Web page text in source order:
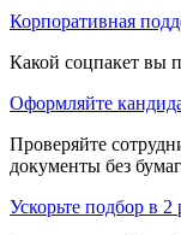
Корпоративная
Какой соцпакет вы
Оформляйте
Проверяйте
документы без
Ускорьте подбор в 2